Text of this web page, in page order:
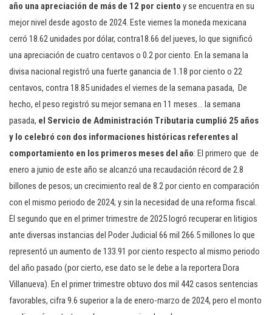
año una apreciación de más de 12 por ciento y se encuentra en su
mejor nivel desde agosto de 2024. Este viernes la moneda mexicana
cerró 18.62 unidades por dólar, contra18.66 del jueves, lo que significó
una apreciación de cuatro centavos o 0.2 por ciento. En la semana la
divisa nacional registró una fuerte ganancia de 1.18 por ciento o 22
centavos, contra 18.85 unidades el viernes de la semana pasada, De
hecho, el peso registró su mejor semana en 11 meses… la semana
pasada, el Servicio de Administración Tributaria cumplió 25 años
y lo celebró con dos informaciones históricas referentes al
comportamiento en los primeros meses del año: El primero que de
enero a junio de este año se alcanzó una recaudación récord de 2.8
billones de pesos; un crecimiento real de 8.2 por ciento en comparación
con el mismo periodo de 2024; y sin la necesidad de una reforma fiscal.
El segundo que en el primer trimestre de 2025 logró recuperar en litigios
ante diversas instancias del Poder Judicial 66 mil 266.5 millones lo que
representó un aumento de 133.91 por ciento respecto al mismo periodo
del año pasado (por cierto, ese dato se le debe a la reportera Dora
Villanueva). En el primer trimestre obtuvo dos mil 442 casos sentencias
favorables, cifra 9.6 superior a la de enero-marzo de 2024, pero el monto